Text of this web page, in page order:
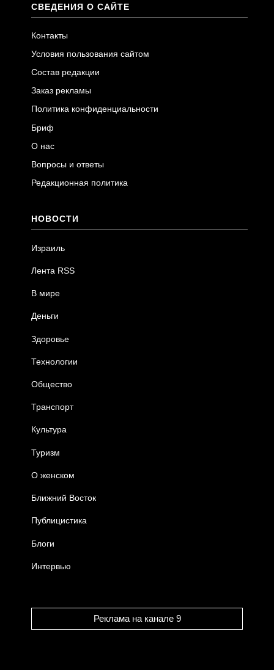
СВЕДЕНИЯ О САЙТЕ
Контакты
Условия пользования сайтом
Состав редакции
Заказ рекламы
Политика конфиденциальности
Бриф
О нас
Вопросы и ответы
Редакционная политика
НОВОСТИ
Израиль
Лента RSS
В мире
Деньги
Здоровье
Технологии
Общество
Транспорт
Культура
Туризм
О женском
Ближний Восток
Публицистика
Блоги
Интервью
Реклама на канале 9